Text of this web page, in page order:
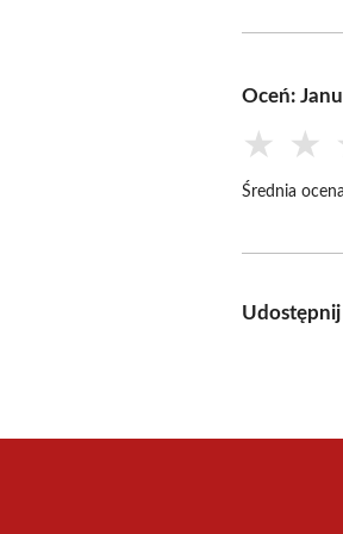
Oceń:
★ ★
Średnia
Udostępnij